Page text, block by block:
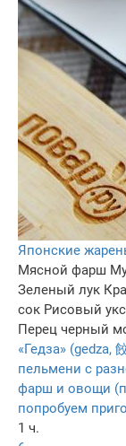
Японские
Мясной фарш
Зеленый лук
сок Рисовый
Перец черный
«Гедза» (gedza,
пельмени с
фарш и овощи
попробуем
1 ч.